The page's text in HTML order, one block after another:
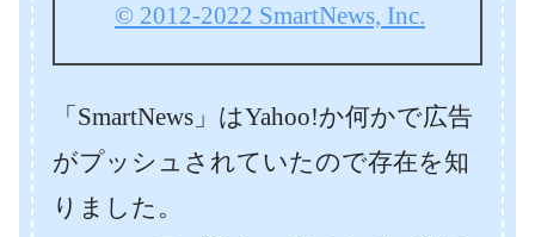
© 2012-2022 SmartNews, Inc.
「SmartNews」はYahoo!か何かで広告
がプッシュされていたので存在を知
りました。